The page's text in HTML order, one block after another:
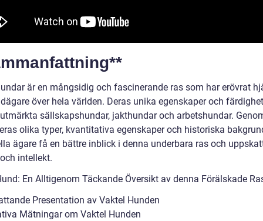
är en mångsidig och fascinerande ras som har erövrat
över hela världen. Deras unika egenskaper och
sällskapshundar, jakthundar och arbetshundar.
olika typer, kvantitativa egenskaper och historiska
ägare få en bättre inblick i denna underbara ras och
intellekt.
En Alltigenom Täckande Översikt av denna Förälskade
Presentation av Vaktel Hunden
Mätningar om Vaktel Hunden